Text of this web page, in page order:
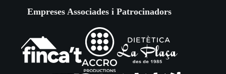
Empreses Associades i Patrocinadors